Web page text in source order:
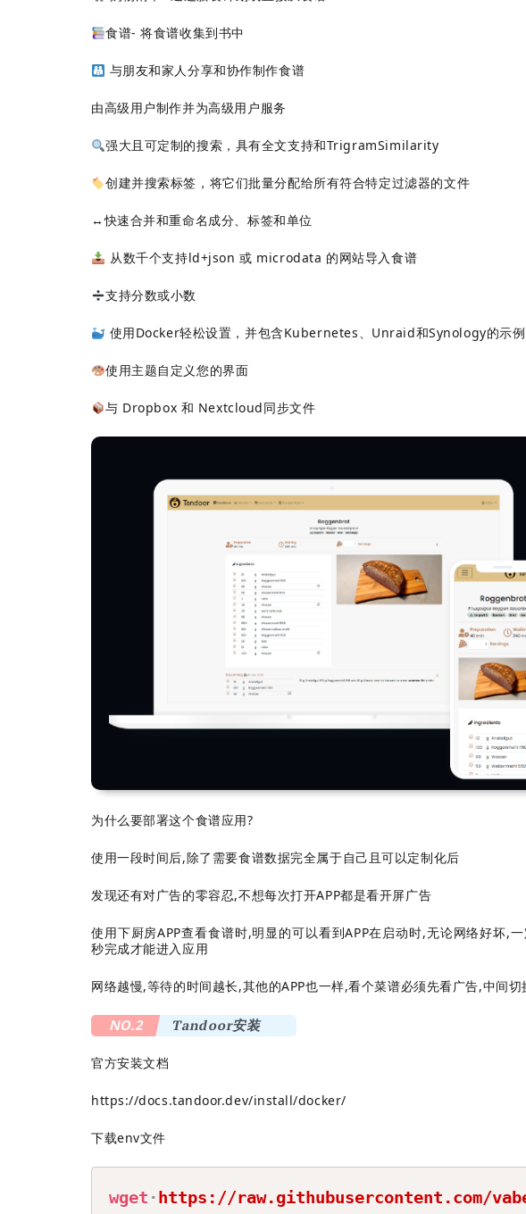
食谱- 将食谱收集到书中
与朋友和家人分享和协作制作食谱
由高级用户制作并为高级用户服务
强大且可定制的搜索，具有全文支持和TrigramSimilarity
创建并搜索标签，将它们批量分配给所有符合特定过滤器的文件
↔️快速合并和重命名成分、标签和单位
从数千个支持ld+json 或 microdata 的网站导入食谱
支持分数或小数
使用Docker轻松设置，并包含Kubernetes、Unraid和Synology的示例
使用主题自定义您的界面
与 Dropbox 和 Nextcloud同步文件
为什么要部署这个食谱应用?
使用一段时间后,除了需要食谱数据完全属于自己且可以定制化后
发现还有对广告的零容忍,不想每次打开APP都是看开屏广告
使用下厨房APP查看食谱时,明显的可以看到APP在启动时,无论网络好坏,
秒完成才能进入应用
网络越慢,等待的时间越长,其他的APP也一样,看个菜谱必须先看广告,中间
NO.2 Tandoor安装
官方安装文档
https://docs.tandoor.dev/install/docker/
下载env文件
wget https://raw.githubusercontent.com/